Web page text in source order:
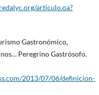
articulo.oa?
Gastronómico,
Peregrino Gastrósofo.
2013/07/06/definicion-